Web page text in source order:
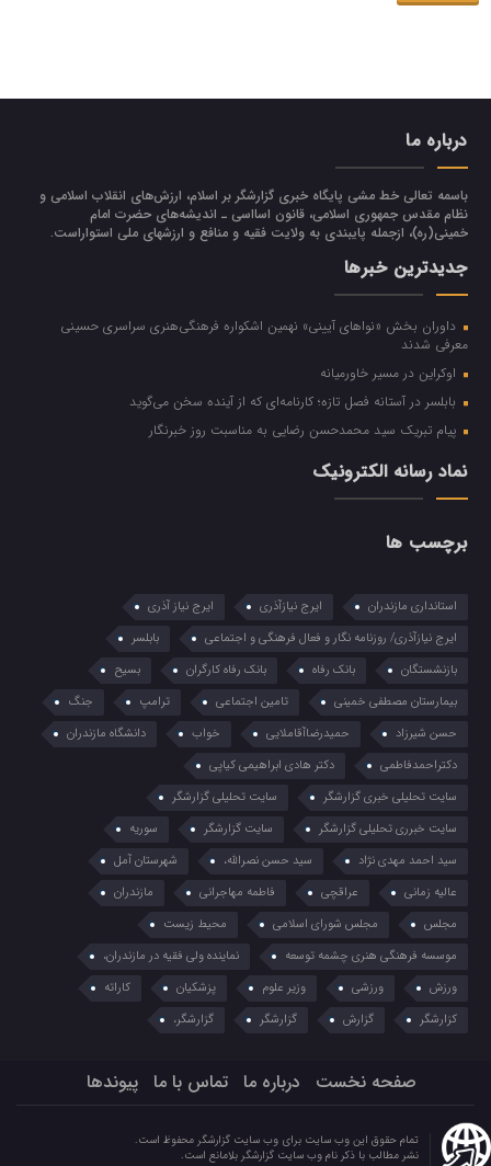
درباره ما
باسمه تعالی خط مشی پایگاه خبری گزارشگر بر اسلام، ارزش‌هاي انقلاب اسلامي و
نظام مقدس جمهوري اسلامي، قانون اسااسی ـ انديشه‌هاي حضرت امام
خميني(ره)، ازجمله پایبندی به ولايت فقيه و منافع و ارزشهاي ملي استواراست.
جدیدترین خبرها
داوران بخش «نواهای آیینی» نهمین اشکواره فرهنگی‌هنری سراسری حسینی
معرفی شدند
اوکراین در مسیر خاورمیانه
بابلسر در آستانه فصل تازه؛ کارنامه‌ای که از آینده سخن می‌گوید
پیام تبریک سید محمدحسن رضایی به مناسبت روز خبرنگار
نماد رسانه الکترونیک
برچسب ها
استانداری مازندران ایرج نیازآذری
ایرج نیاز آذری
ایرج نیازآذری/ روزنامه نگار و فعال فرهنگی و اجتماعی
بابلسر
بازنشستگان
بانک رفاه بانک رفاه کارگران
بسیح
بیمارستان مصطفی خمینی
تامین اجتماعی ترامپ
جنگ
حسن شیرزاد
حمیدرضاآقاملایی خواب
دانشگاه مازندران
دکتراحمدفاطمی
دکتر هادی ابراهیمی کیاپی
سایت تحلیلی خبری گزارشگر
سایت تحلیلی گزارشگر
سایت خبرری تحلیلی گزارشگر
سایت گزارشگر
سوریه
سید احمد مهدی نژاد
سید حسن نصرالله،
شهرستان آمل
عالیه زمانی
عراقچی فاطمه مهاجرانی
مازندران
مجلس
مجلس شورای اسلامی
محیط زیست
موسسه فرهنگی هنری چشمه توسعه
نماینده ولی فقیه در مازندران،
ورزش
ورزشی وزیر علوم پزشکیان
کاراته
کزارشگر
گزارش گزارشگر گزارشگر،
صفحه نخست درباره ما تماس با ما پیوندها
تمام حقوق این وب سایت برای وب سایت گزارشگر محفوظ است.
نشر مطالب با ذکر نام وب سایت گزارشگر بلامانع است.